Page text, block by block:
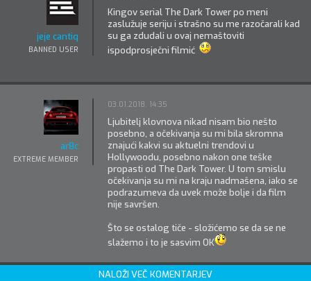
jeje cantiq
BANNED USER
Kingov serial The Dark Tower po meni
zaslužuje seriju i strašno su me razočarali kad
su ga zdudali u ovaj nemaštoviti
ispodprosječni filmić
ar8c
EXTREME MEMBER
03.01.2018. 14:35
Ljubitelj klovnova nikad nisam bio nešto
posebno, a očekivanja su mi bila skromna
znajući kakvi su aktuelni trendovi u
Hollywoodu, posebno nakon one teške
propasti od The Dark Tower. U tom smislu
očekivanja su mi na kraju nadmašena, iako se
podrazumeva da uvek može bolje i da film
nije savršen.
Što se ostalog tiče - složićemo se da se ne
slažemo i to je sasvim OK
NALOŽI VEČ KOMENTARJEV